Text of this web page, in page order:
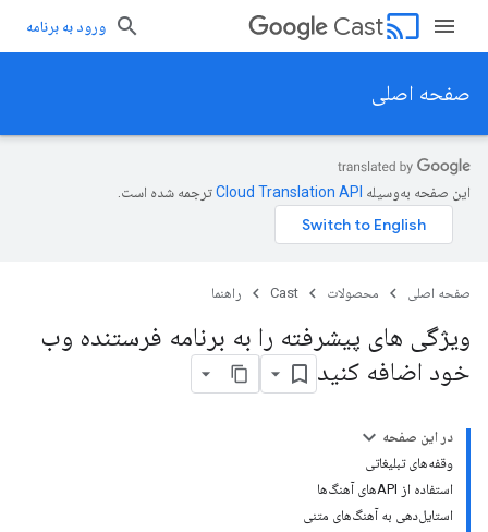
cast
Cast ورود به برنامه
صفحه اصلی
این صفحه به‌وسیله ترجمه شده است.
صفحه اصلی محصولات Cast راهنما
ویژگی های پیشرفته را به برنامه فرستنده وب
خود اضافه کنید
در این صفحه
وقفه‌های تبلیغاتی
استفاده از APIهای آهنگ‌ها
استایل‌دهی به آهنگ‌های متنی